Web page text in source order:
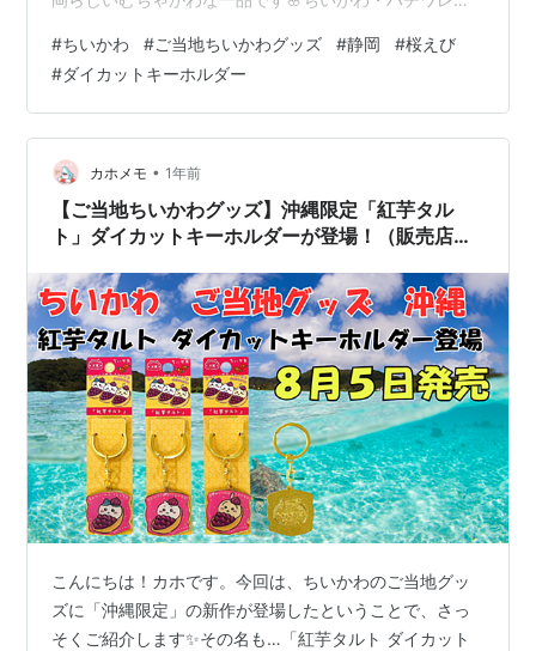
◯ 静岡限定「桜えび」ダイカットキーホルダーとは？
【ラインナップ（全3種）】 ◯ 販売開始日と取扱店舗
は？ 【販売開始日】 【取扱店舗】 ◯ ご当地ちいかわグ
ッズは通販でも買える？ ＜ご当地ちいかわグッズの通販
（大手ECサイト）はこちらから＞ まとめ：静岡旅行のお
みやげにもぴったりな春色キ…
#ちいかわ #ご当地ちいかわグッズ #静岡 #桜えび
#ダイカットキーホルダー
カホメモ • 1年前
【ご当地ちいかわグッズ】沖縄限定「紅芋タル
ト」ダイカットキーホルダーが登場！（販売店舗
こんにちは！カホです。今回は、ちいかわのご当地グッ
ズに「沖縄限定」の新作が登場したということで、さっ
そくご紹介します✨その名も…「紅芋タルト ダイカット